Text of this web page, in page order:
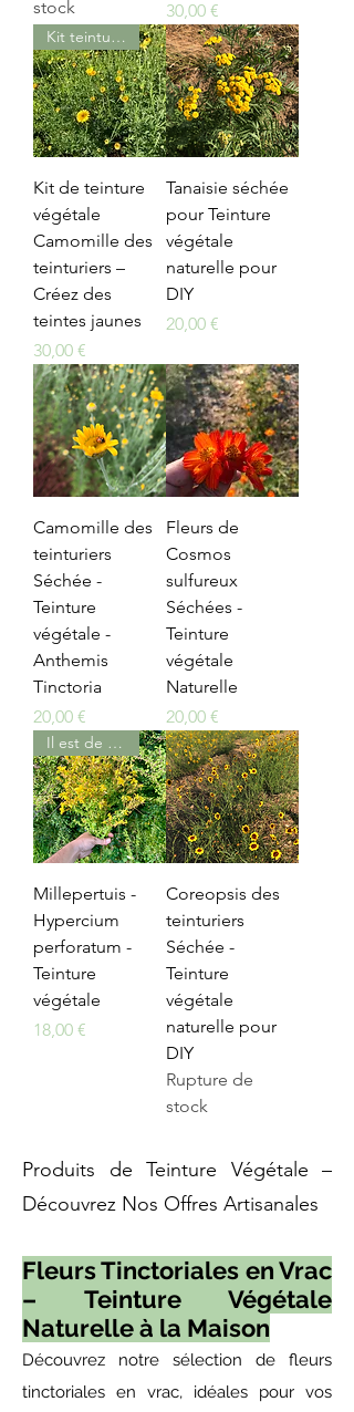
stock
Prix
30,00 €
Kit teinture végétale
Kit de teinture
végétale
Camomille des
teinturiers –
Créez des
teintes jaunes
Prix
30,00 €
Tanaisie séchée
pour Teinture
végétale
naturelle pour
DIY
Prix
20,00 €
Camomille des
teinturiers
Séchée -
Teinture
végétale -
Anthemis
Tinctoria
Prix
20,00 €
Fleurs de
Cosmos
sulfureux
Séchées -
Teinture
végétale
Naturelle
Prix
20,00 €
Il est de retour !
Millepertuis -
Hypercium
perforatum -
Teinture
végétale
Prix
18,00 €
Coreopsis des
teinturiers
Séchée -
Teinture
végétale
naturelle pour
DIY
Rupture de
stock
Produits de Teinture Végétale –
Découvrez Nos Offres Artisanales
Fleurs Tinctoriales en Vrac
– Teinture Végétale
Naturelle à la Maison
Découvrez notre sélection de fleurs
tinctoriales en vrac, idéales pour vos